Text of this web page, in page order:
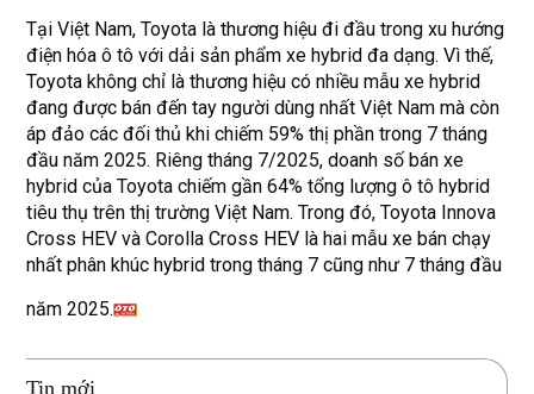
Tại Việt Nam, Toyota là thương hiệu đi đầu trong xu hướng
điện hóa ô tô với dải sản phẩm xe hybrid đa dạng. Vì thế,
Toyota không chỉ là thương hiệu có nhiều mẫu xe hybrid
đang được bán đến tay người dùng nhất Việt Nam mà còn
áp đảo các đối thủ khi chiếm 59% thị phần trong 7 tháng
đầu năm 2025. Riêng tháng 7/2025, doanh số bán xe
hybrid của Toyota chiếm gần 64% tổng lượng ô tô hybrid
tiêu thụ trên thị trường Việt Nam. Trong đó, Toyota Innova
Cross HEV và Corolla Cross HEV là hai mẫu xe bán chạy
nhất phân khúc hybrid trong tháng 7 cũng như 7 tháng đầu
năm 2025.
Tin mới